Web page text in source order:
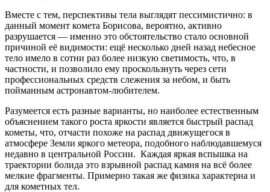
Вместе с тем, перспективы тела выглядят пессимистично: в
данный момент комета Борисова, вероятно, активно
разрушается — именно это обстоятельство стало основной
причиной её видимости: ещё несколько дней назад небесное
тело имело в сотни раз более низкую светимость, что, в
частности, и позволило ему проскользнуть через сети
профессиональных средств слежения за небом, и быть
пойманным астронавтом-любителем.
Разумеется есть разные варианты, но наиболее естественным
объяснением такого роста яркости является быстрый распад
кометы, что, отчасти похоже на распад движущегося в
атмосфере Земли яркого метеора, подобного наблюдавшемуся
недавно в центральной России. Каждая яркая вспышка на
траектории болида это взрывной распад камня на всё более
мелкие фрагменты. Примерно такая же физика характерна и
для кометных тел.